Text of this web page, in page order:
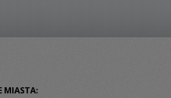
MIASTA: